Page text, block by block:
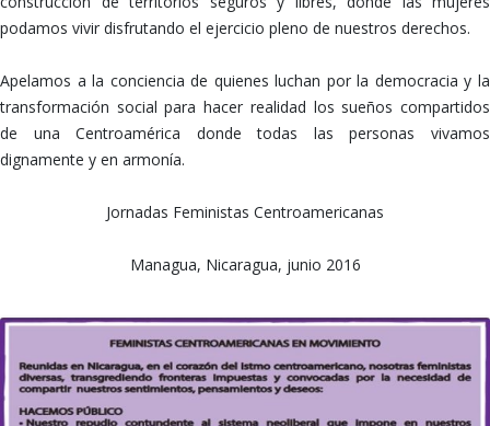
podamos vivir disfrutando el ejercicio pleno de nuestros derechos.
Apelamos a la conciencia de quienes luchan por la democracia y la
transformación social para hacer realidad los sueños compartidos
de una Centroamérica donde todas las personas vivamos
dignamente y en armonía.
Jornadas Feministas Centroamericanas
Managua, Nicaragua, junio 2016